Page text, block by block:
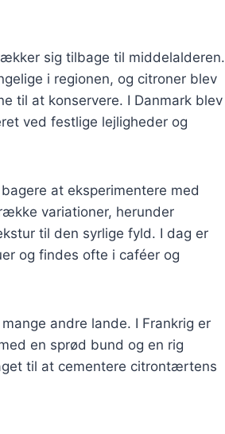
sig tilbage til middelalderen.
i regionen, og citroner blev
til at konservere. I Danmark blev
ved festlige lejligheder og
at eksperimentere med
variationer, herunder
til den syrlige fyld. I dag er
og findes ofte i caféer og
andre lande. I Frankrig er
en sprød bund og en rig
til at cementere citrontærtens